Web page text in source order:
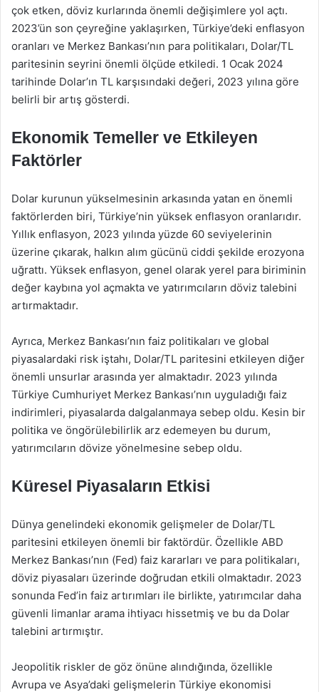
çok etken, döviz kurlarında önemli değişimlere yol açtı.
2023’ün son çeyreğine yaklaşırken, Türkiye’deki enflasyon
oranları ve Merkez Bankası’nın para politikaları, Dolar/TL
paritesinin seyrini önemli ölçüde etkiledi. 1 Ocak 2024
tarihinde Dolar’ın TL karşısındaki değeri, 2023 yılına göre
belirli bir artış gösterdi.
Ekonomik Temeller ve Etkileyen
Faktörler
Dolar kurunun yükselmesinin arkasında yatan en önemli
faktörlerden biri, Türkiye’nin yüksek enflasyon oranlarıdır.
Yıllık enflasyon, 2023 yılında yüzde 60 seviyelerinin
üzerine çıkarak, halkın alım gücünü ciddi şekilde erozyona
uğrattı. Yüksek enflasyon, genel olarak yerel para biriminin
değer kaybına yol açmakta ve yatırımcıların döviz talebini
artırmaktadır.
Ayrıca, Merkez Bankası’nın faiz politikaları ve global
piyasalardaki risk iştahı, Dolar/TL paritesini etkileyen diğer
önemli unsurlar arasında yer almaktadır. 2023 yılında
Türkiye Cumhuriyet Merkez Bankası’nın uyguladığı faiz
indirimleri, piyasalarda dalgalanmaya sebep oldu. Kesin bir
politika ve öngörülebilirlik arz edemeyen bu durum,
yatırımcıların dövize yönelmesine sebep oldu.
Küresel Piyasaların Etkisi
Dünya genelindeki ekonomik gelişmeler de Dolar/TL
paritesini etkileyen önemli bir faktördür. Özellikle ABD
Merkez Bankası’nın (Fed) faiz kararları ve para politikaları,
döviz piyasaları üzerinde doğrudan etkili olmaktadır. 2023
sonunda Fed’in faiz artırımları ile birlikte, yatırımcılar daha
güvenli limanlar arama ihtiyacı hissetmiş ve bu da Dolar
talebini artırmıştır.
Jeopolitik riskler de göz önüne alındığında, özellikle
Avrupa ve Asya’daki gelişmelerin Türkiye ekonomisi